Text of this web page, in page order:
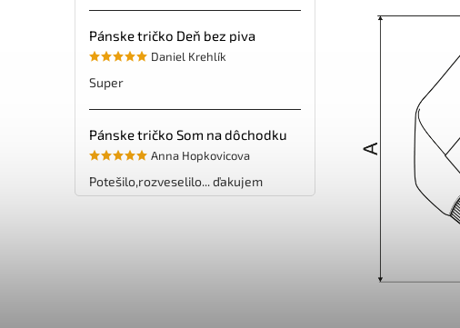
Pánske tričko Deň bez piva
Daniel Krehlík
Super
Pánske tričko Som na dôchodku
Anna Hopkovicova
Potešilo,rozveselilo... ďakujem